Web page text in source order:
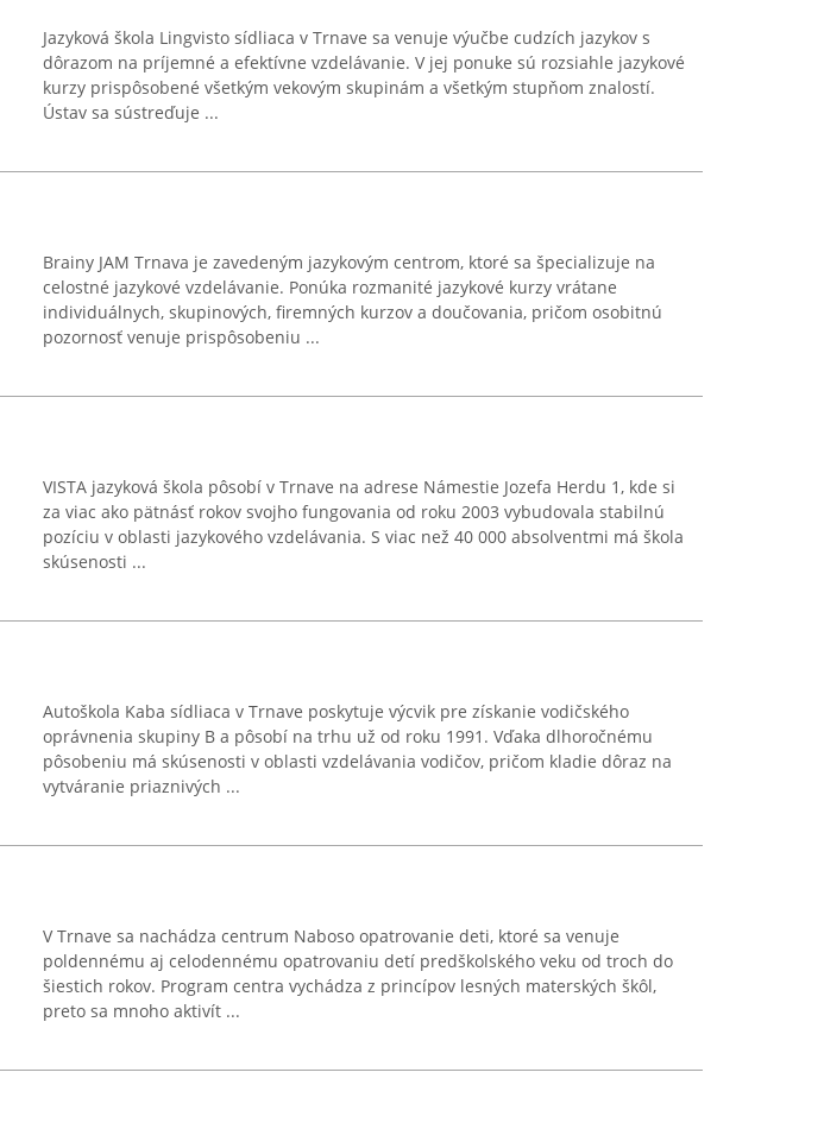
Jazyková škola Lingvisto sídliaca v Trnave sa venuje výučbe cudzích jazykov s
dôrazom na príjemné a efektívne vzdelávanie. V jej ponuke sú rozsiahle jazykové
kurzy prispôsobené všetkým vekovým skupinám a všetkým stupňom znalostí.
Ústav sa sústreďuje ...
Brainy JAM Trnava je zavedeným jazykovým centrom, ktoré sa špecializuje na
celostné jazykové vzdelávanie. Ponúka rozmanité jazykové kurzy vrátane
individuálnych, skupinových, firemných kurzov a doučovania, pričom osobitnú
pozornosť venuje prispôsobeniu ...
VISTA jazyková škola pôsobí v Trnave na adrese Námestie Jozefa Herdu 1, kde si
za viac ako pätnásť rokov svojho fungovania od roku 2003 vybudovala stabilnú
pozíciu v oblasti jazykového vzdelávania. S viac než 40 000 absolventmi má škola
skúsenosti ...
Autoškola Kaba sídliaca v Trnave poskytuje výcvik pre získanie vodičského
oprávnenia skupiny B a pôsobí na trhu už od roku 1991. Vďaka dlhoročnému
pôsobeniu má skúsenosti v oblasti vzdelávania vodičov, pričom kladie dôraz na
vytváranie priaznivých ...
V Trnave sa nachádza centrum Naboso opatrovanie deti, ktoré sa venuje
poldennému aj celodennému opatrovaniu detí predškolského veku od troch do
šiestich rokov. Program centra vychádza z princípov lesných materských škôl,
preto sa mnoho aktivít ...